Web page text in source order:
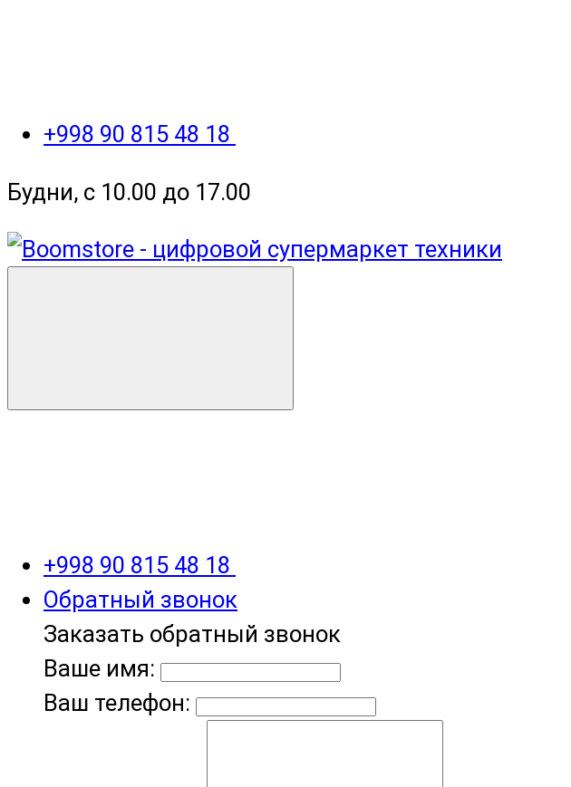
+998 90 815 48 18
Будни, с 10.00 до 17.00
+998 90 815 48 18
Обратный звонок
Заказать обратный звонок
Ваше имя:
Ваш телефон: